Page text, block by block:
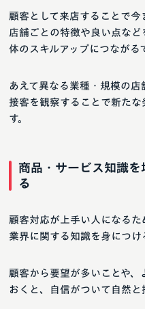
顧客として来店することで今
店舗ごとの特徴や良い点な
体のスキルアップにつながる
あえて異なる業種・規模の
接客を観察することで新た
す。
商品・サービス知識
る
顧客対応が上手い人になる
業界に関する知識を身につけ
顧客から要望が多いことや
おくと、自信がついて自然と